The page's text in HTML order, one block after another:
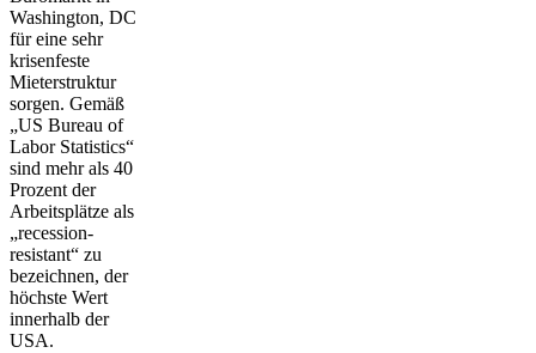
Washington, DC
für eine sehr
krisenfeste
Mieterstruktur
sorgen. Gemäß
„US Bureau of
Labor Statistics“
sind mehr als 40
Prozent der
Arbeitsplätze als
„recession-
resistant“ zu
bezeichnen, der
höchste Wert
innerhalb der
USA.